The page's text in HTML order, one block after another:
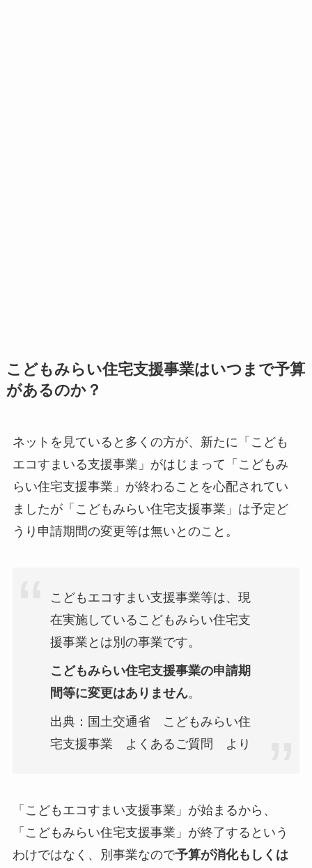
こどもみらい住宅支援事業はいつまで予算
があるのか？
ネットを見ていると多くの方が、新たに「こども
エコすまいる支援事業」がはじまって「こどもみ
らい住宅支援事業」が終わることを心配されてい
ましたが「こどもみらい住宅支援事業」は予定ど
うり申請期間の変更等は無いとのこと。
こどもエコすまい支援事業等は、現
在実施しているこどもみらい住宅支
援事業とは別の事業です。
こどもみらい住宅支援事業の申請期
間等に変更はありません。
出典：国土交通省 こどもみらい住
宅支援事業 よくあるご質問 より
「こどもエコすまい支援事業」が始まるから、
「こどもみらい住宅支援事業」が終了するという
わけではなく、別事業なので予算が消化もしくは